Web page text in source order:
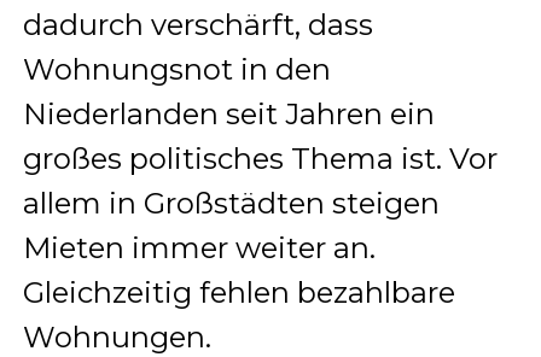
dadurch verschärft, dass
Wohnungsnot in den
Niederlanden seit Jahren ein
großes politisches Thema ist. Vor
allem in Großstädten steigen
Mieten immer weiter an.
Gleichzeitig fehlen bezahlbare
Wohnungen.